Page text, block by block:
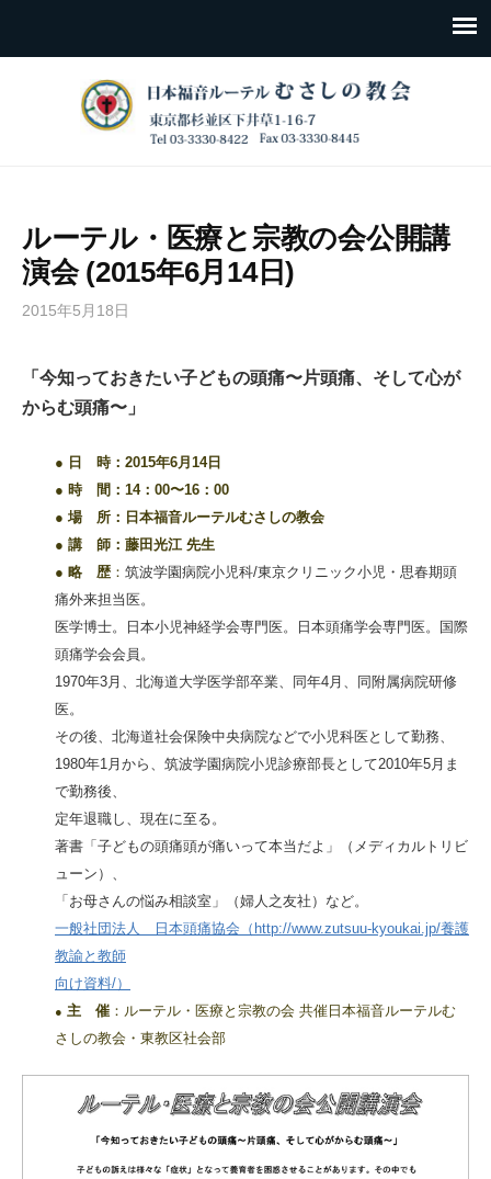
ルーテル・医療と宗教の会公開講
演会 (2015年6月14日)
2015年5月18日
「今知っておきたい子どもの頭痛〜片頭痛、そして心が
からむ頭痛〜」
● 日 時：2015年6月14日
● 時 間：14：00〜16：00
● 場 所：日本福音ルーテルむさしの教会
● 講 師：藤田光江 先生
● 略 歴 ： 筑波学園病院小児科/東京クリニック小児・思春期頭
痛外来担当医。
医学博士。日本小児神経学会専門医。日本頭痛学会専門医。国際
頭痛学会会員。
1970年3月、北海道大学医学部卒業、同年4月、同附属病院研修
医。
その後、北海道社会保険中央病院などで小児科医として勤務、
1980年1月から、筑波学園病院小児診療部長として2010年5月ま
で勤務後、
定年退職し、現在に至る。
著書「子どもの頭痛頭が痛いって本当だよ」（メディカルトリビ
ューン）、
「お母さんの悩み相談室」（婦人之友社）など。
一般社団法人 日本頭痛協会（http://www.zutsuu-kyoukai.jp/養護
教諭と教師
向け資料/）
● 主 催 ：ルーテル・医療と宗教の会 共催日本福音ルーテルむ
さしの教会・東教区社会部